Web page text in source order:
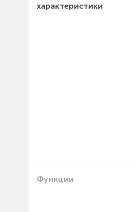
характеристики
Функции